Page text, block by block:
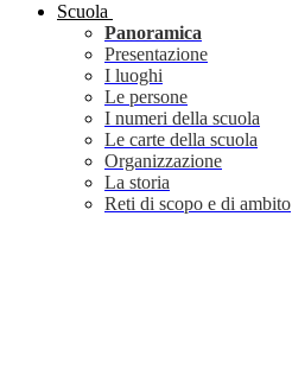
Scuola
Panoramica
Presentazione
I luoghi
Le persone
I numeri della scuola
Le carte della scuola
Organizzazione
La storia
Reti di scopo e di ambito